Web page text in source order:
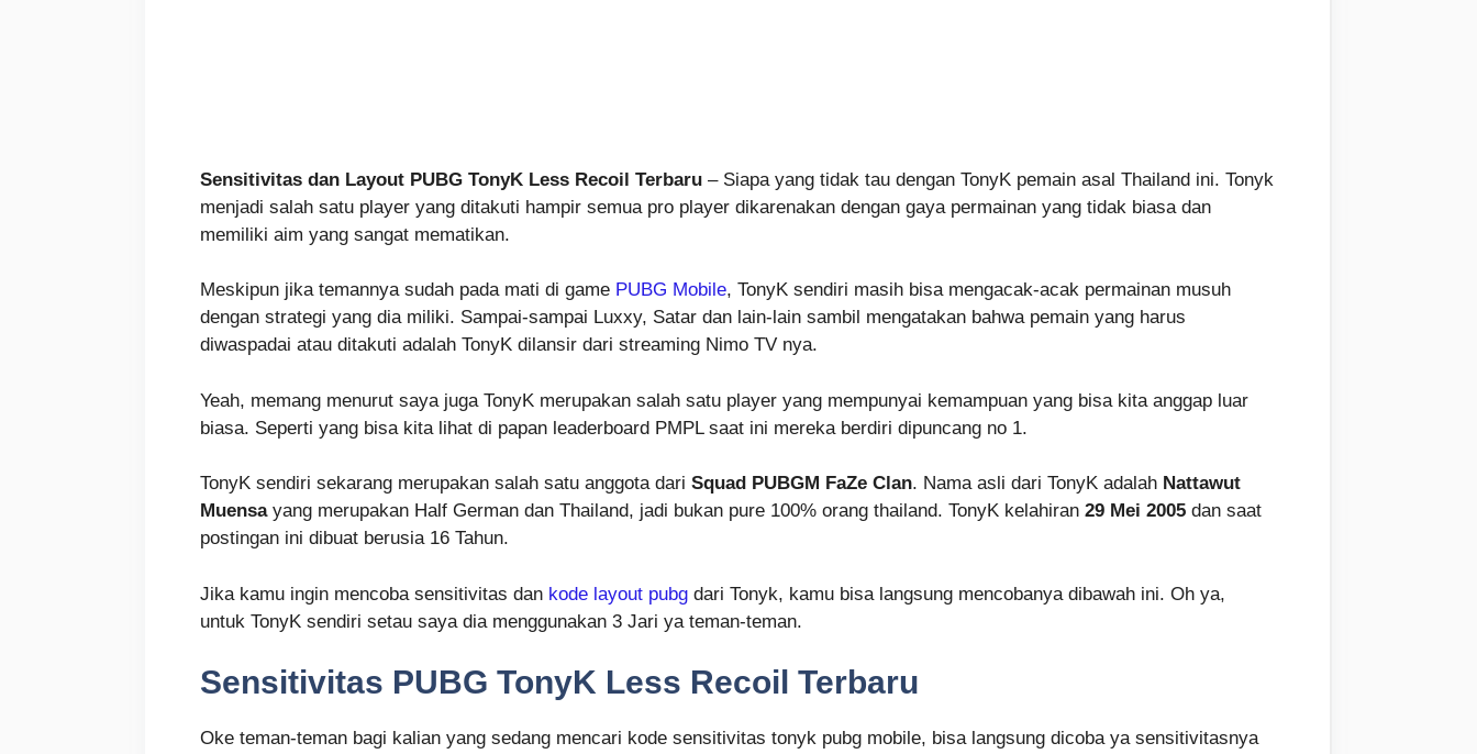
Sensitivitas dan Layout PUBG TonyK Less Recoil Terbaru – Siapa yang tidak tau dengan TonyK pemain asal Thailand ini. Tonyk
menjadi salah satu player yang ditakuti hampir semua pro player dikarenakan dengan gaya permainan yang tidak biasa dan
memiliki aim yang sangat mematikan.
Meskipun jika temannya sudah pada mati di game PUBG Mobile, TonyK sendiri masih bisa mengacak-acak permainan musuh
dengan strategi yang dia miliki. Sampai-sampai Luxxy, Satar dan lain-lain sambil mengatakan bahwa pemain yang harus
diwaspadai atau ditakuti adalah TonyK dilansir dari streaming Nimo TV nya.
Yeah, memang menurut saya juga TonyK merupakan salah satu player yang mempunyai kemampuan yang bisa kita anggap luar
biasa. Seperti yang bisa kita lihat di papan leaderboard PMPL saat ini mereka berdiri dipuncang no 1.
TonyK sendiri sekarang merupakan salah satu anggota dari Squad PUBGM FaZe Clan. Nama asli dari TonyK adalah Nattawut
Muensayang merupakan Half German dan Thailand, jadi bukan pure 100% orang thailand. TonyK kelahiran 29 Mei 2005 dan saat
postingan ini dibuat berusia 16 Tahun.
Jika kamu ingin mencoba sensitivitas dan kode layout pubg dari Tonyk, kamu bisa langsung mencobanya dibawah ini. Oh ya,
untuk TonyK sendiri setau saya dia menggunakan 3 Jari ya teman-teman.
Sensitivitas PUBG TonyK Less Recoil Terbaru
Oke teman-teman bagi kalian yang sedang mencari kode sensitivitas tonyk pubg mobile, bisa langsung dicoba ya sensitivitasnya